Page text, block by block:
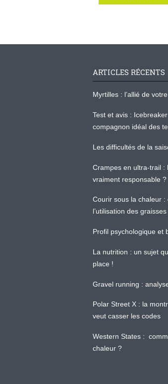
ARTICLES RÉCENTS
Myrtilles : l’allié de
Test et avis :
compagnon idéal des
Les difficultés de la
Crampes en ultra-trail :
vraiment responsable ?
Courir sous la chaleur
l’utilisation des
Profil psychologique et
La nutrition : un sujet
place !
Gravel running :
Polar Street X : la
veut casser les codes
Western States :
chaleur ?